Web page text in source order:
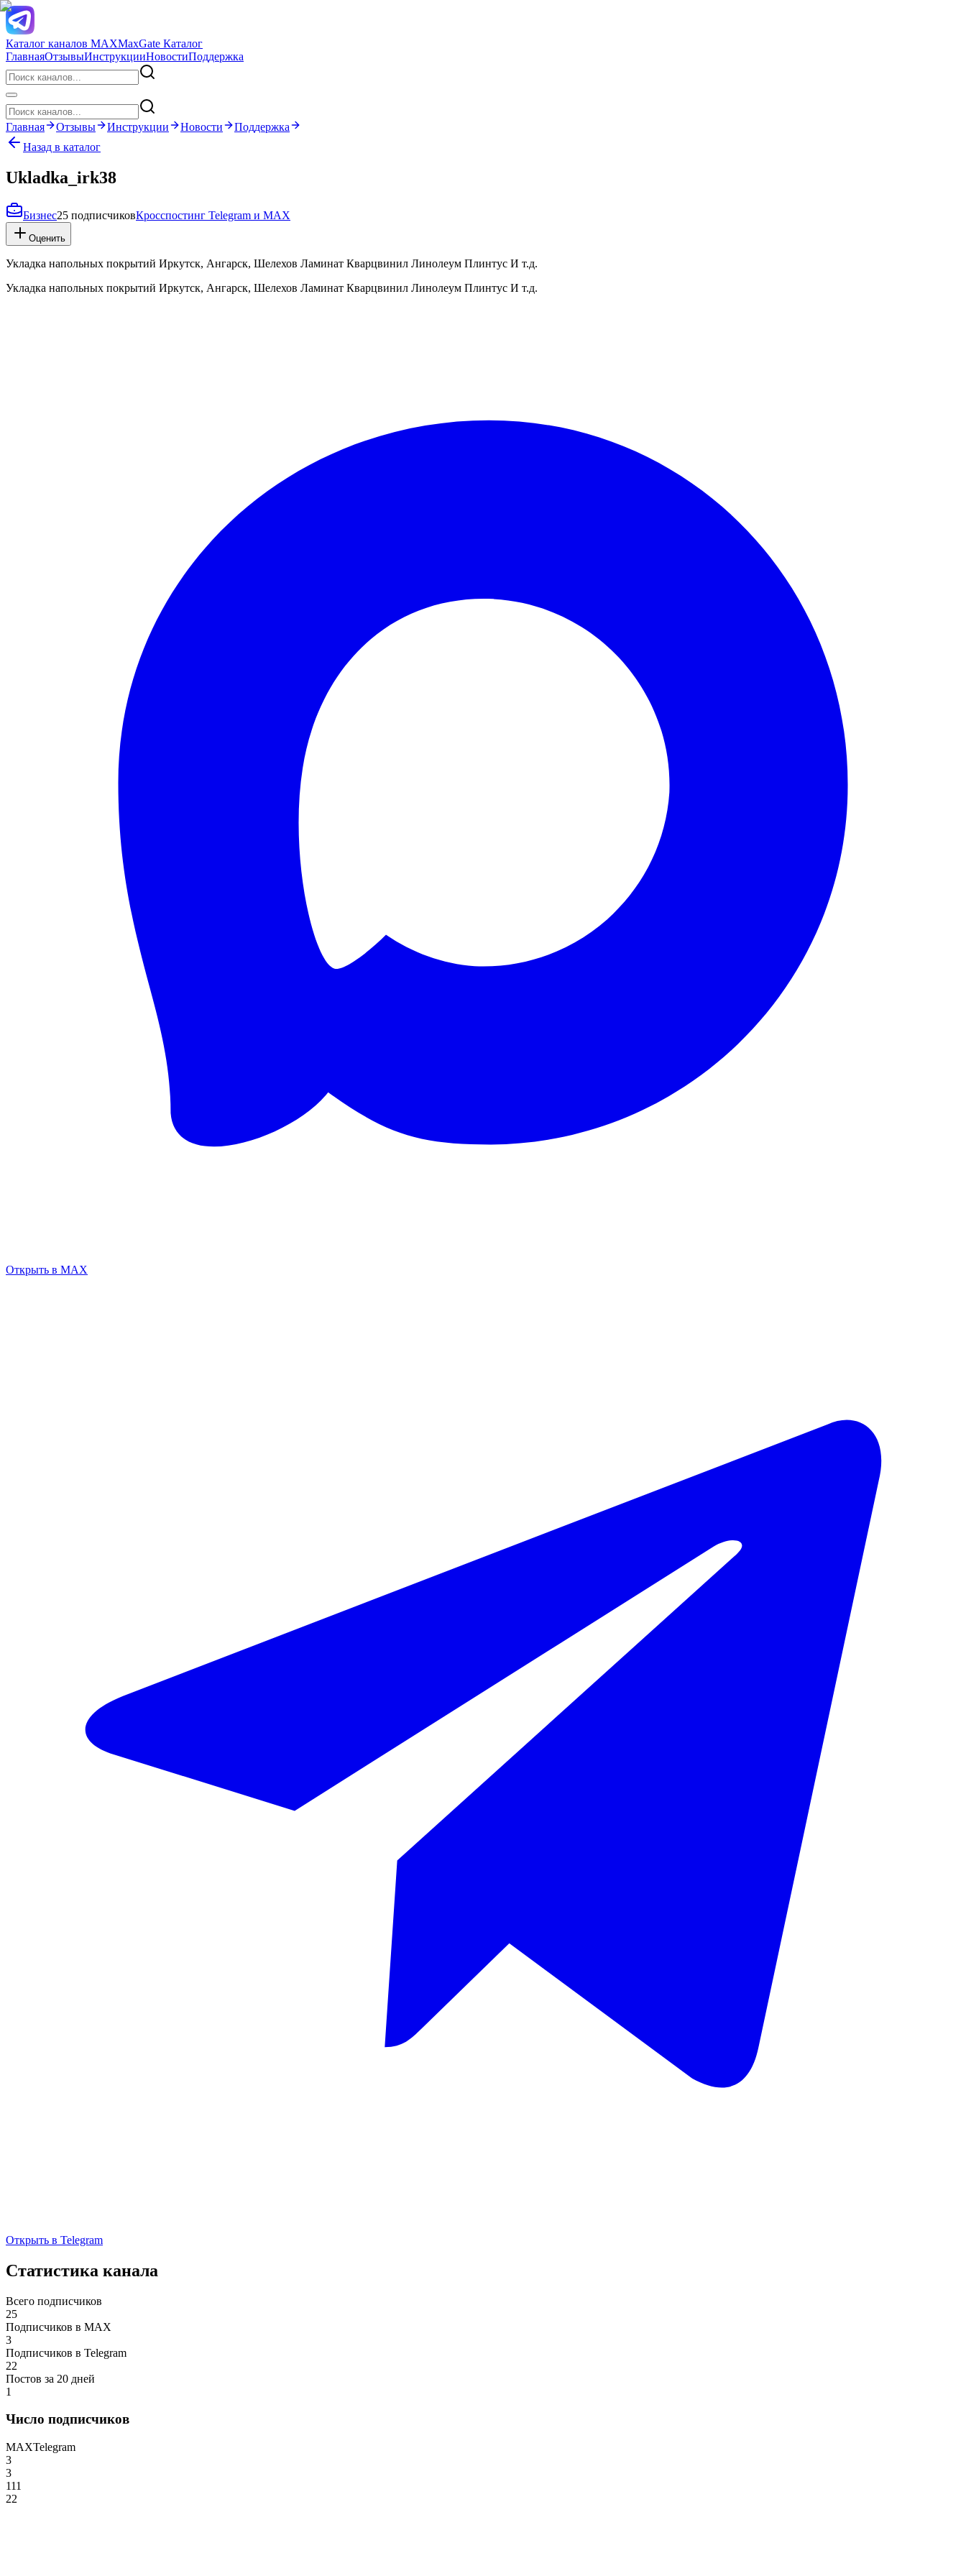
Каталог каналов MAXMaxGate Каталог
ГлавнаяОтзывыИнструкцииНовостиПоддержка
Главная Отзывы Инструкции Новости
Поддержка
Назад в каталог
Ukladka_irk38
Бизнес25 подписчиковКросспостинг Telegram и MAX
Оценить
Укладка напольных покрытий Иркутск, Ангарск, Шелехов Ламинат Кварцвинил Линолеум Плинтус И т.д.
Укладка напольных покрытий Иркутск, Ангарск, Шелехов Ламинат Кварцвинил Линолеум Плинтус И т.д.
Открыть в MAX
Открыть в Telegram
Статистика канала
Всего подписчиков
25
Подписчиков в MAX
3
Подписчиков в Telegram
22
Постов за 20 дней
1
Число подписчиков
MAXTelegram
3
3
111
22